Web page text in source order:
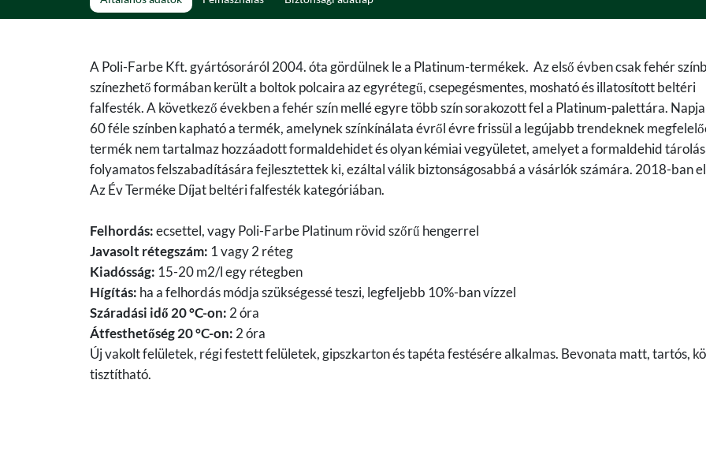
A Poli-Farbe Kft. gyártósoráról 2004. óta gördülnek le a Platinum-termékek. Az első évben csak fehér
színezhető formában került a boltok polcaira az egyrétegű, csepegésmentes, mosható és illatosított beltéri
falfesték. A következő években a fehér szín mellé egyre több szín sorakozott fel a Platinum-palettára.
60 féle színben kapható a termék, amelynek színkínálata évről évre frissül a legújabb trendeknek
termék nem tartalmaz hozzáadott formaldehidet és olyan kémiai vegyületet, amelyet a formaldehid
folyamatos felszabadítására fejlesztettek ki, ezáltal válik biztonságosabbá a vásárlók számára. 2018-ban
Az Év Terméke Díjat beltéri falfesték kategóriában.
Felhordás:ecsettel, vagy Poli-Farbe Platinum rövid szőrű hengerrel
Javasolt rétegszám: 1 vagy 2 réteg
Kiadósság: 15-20 m2/l egy rétegben
Hígítás: ha a felhordás módja szükségessé teszi, legfeljebb 10%-ban vízzel
Száradási idő 20 °C-on: 2 óra
Átfesthetőség 20 °C-on: 2 óra
Új vakolt felületek, régi festett felületek, gipszkarton és tapéta festésére alkalmas. Bevonata matt, tartós,
tisztítható.